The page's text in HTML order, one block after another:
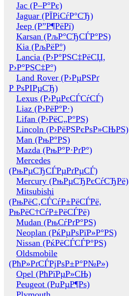
Jac (Р–Р°Рє)
Jaguar (РЇРіСѓР°СЂ)
Jeep (Р”Р¶РёРї)
Karsan (РљР°СЂСЃР°РЅ)
Kia (РљРёР°)
Lancia (Р›Р°РЅС‡РёСЏ,
Р›Р°РЅС‡Р°)
Land Rover (Р›РµРЅРґ
Р РѕРІРµСЂ)
Lexus (Р›РµРєСЃСѓСЃ)
Liaz (Р›РёР°Р·)
Lifan (Р›РёС„Р°РЅ)
Lincoln (Р›РёРЅРєРѕР»СЊРЅ)
Man (РњР°РЅ)
Mazda (РњР°Р·РґР°)
Mercedes
(РњРµСЂСЃРµРґРµСЃ)
Mercury (РњРµСЂРєСѓСЂРё)
Mitsubishi
(РњРёС‚СЃСѓР±РёСЃРё,
РњРёС†СѓР±РёСЃРё)
Mudan (РњСѓРґР°РЅ)
Neoplan (РќРµРѕРїР»Р°РЅ)
Nissan (РќРёСЃСЃР°РЅ)
Oldsmobile
(РћР»РґСЃРјРѕР±Р°Р№Р»)
Opel (РћРїРµР»СЊ)
Peugeot (РџРµР¶Рѕ)